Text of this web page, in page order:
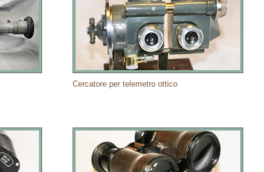
Cercatore per telemetro ottico